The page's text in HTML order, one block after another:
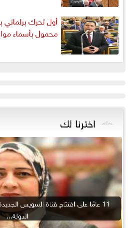
أول تحرك
محمول بأسماء
اخترنا لك
11 عامًا على افتتاح قناة السويس
الدولة...